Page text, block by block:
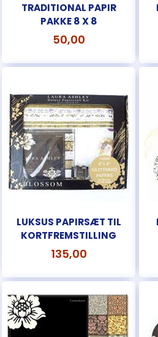
TRADITIONAL PAPIR
PAKKE 8 X 8
50,00
LUKSUS PAPIRSÆT TIL
KORTFREMSTILLING
135,00